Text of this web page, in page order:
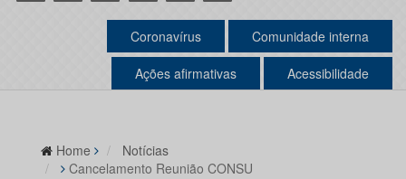
Coronavírus Comunidade interna
Ações afirmativas Acessibilidade
Home
Notícias
Cancelamento Reunião CONSU